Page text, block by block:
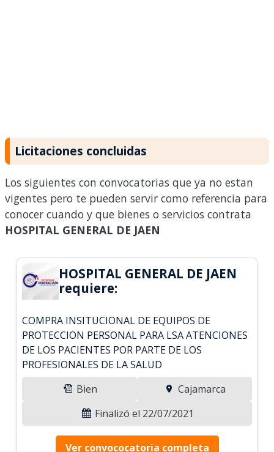
Licitaciones concluidas
Los siguientes con convocatorias que ya no estan
vigentes pero te pueden servir como referencia para
conocer cuando y que bienes o servicios contrata
HOSPITAL GENERAL DE JAEN
HOSPITAL GENERAL DE JAEN
requiere:
COMPRA INSITUCIONAL DE EQUIPOS DE
PROTECCION PERSONAL PARA LSA ATENCIONES
DE LOS PACIENTES POR PARTE DE LOS
PROFESIONALES DE LA SALUD
Bien
Cajamarca
Finalizó el 22/07/2021
Ver convococatoria completa